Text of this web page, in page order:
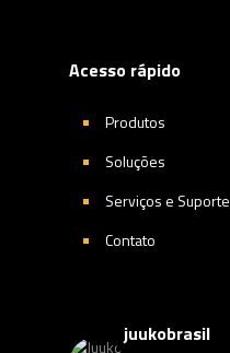
Acesso rápido
Produtos
Soluções
Serviços e Suporte
Contato
juukobrasil